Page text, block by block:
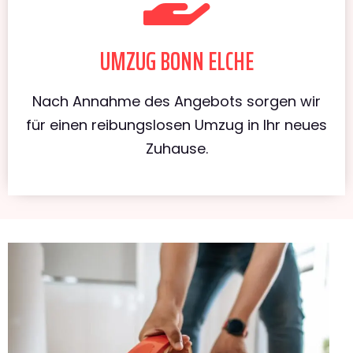
UMZUG BONN ELCHE
Nach Annahme des Angebots sorgen wir
für einen reibungslosen Umzug in Ihr neues
Zuhause.